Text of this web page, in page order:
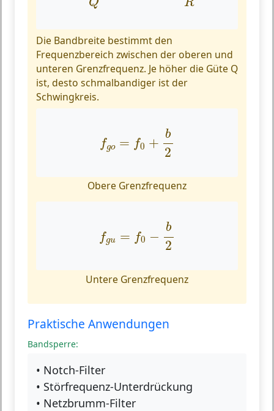
Q R
Die Bandbreite bestimmt den
Frequenzbereich zwischen der oberen und
unteren Grenzfrequenz. Je höher die Güte Q
ist, desto schmalbandiger ist der
Schwingkreis.
fgo = f0 +
b
2
2
Obere Grenzfrequenz
fgu = f0 −
b
2
2
Untere Grenzfrequenz
Praktische Anwendungen
Bandsperre:
• Notch-Filter
• Störfrequenz-Unterdrückung
• Netzbrumm-Filter